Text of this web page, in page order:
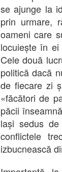
se ajunge la
prin urmare,
oameni care
locuiește în
Cele două
politică dacă
de fiecare zi
«făcători de
păcii
lași sedus de
conflictele
izbucnească